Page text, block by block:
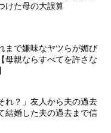
けた母の大誤算
まで嫌味なヤツらが媚び
母親ならすべてを許さな
れ？」友人から夫の過去
結婚した夫の過去まで信